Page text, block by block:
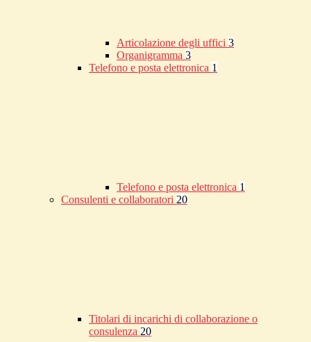
Articolazione degli uffici 3
Organigramma 3
Telefono e posta elettronica 1
Telefono e posta elettronica 1
Consulenti e collaboratori 20
Titolari di incarichi di collaborazione o
consulenza 20